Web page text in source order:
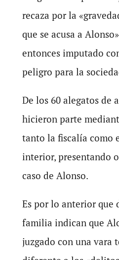
recaza por la
que se acusa a
entonces imputado
peligro para la
De los 60 alegatos de
hicieron parte
tanto la fiscalía como
interior, presentando
caso de Alonso.
Es por lo anterior que
familia indican que
juzgado con una vara